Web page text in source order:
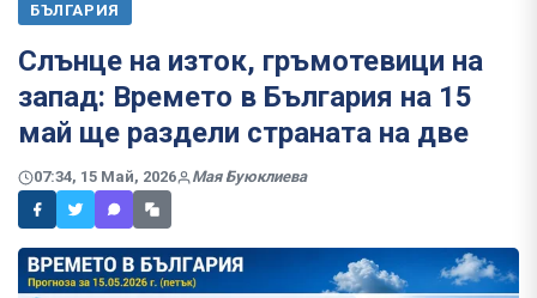
БЪЛГАРИЯ
Слънце на изток, гръмотевици на
запад: Времето в България на 15
май ще раздели страната на две
07:34, 15 Май, 2026 Мая Буюклиева